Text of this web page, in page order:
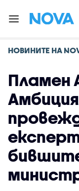
НОВИНИТЕ НА
Пламен